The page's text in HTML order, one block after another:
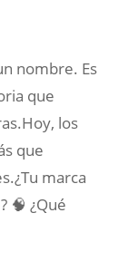
nombre. Es
que
los
que
marca
🧠 ¿Qué